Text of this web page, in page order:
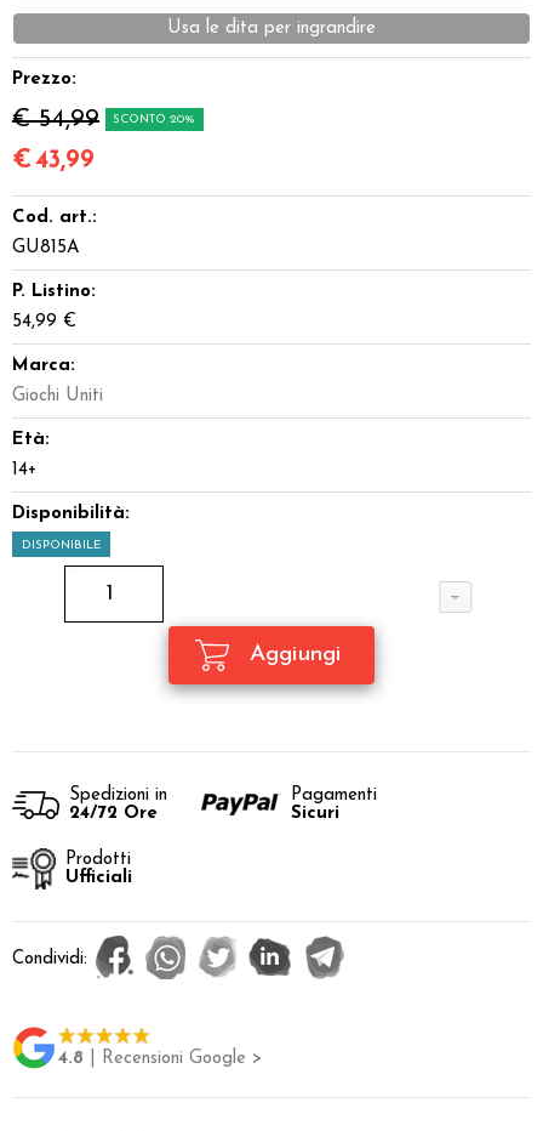
Usa le dita per ingrandire
Prezzo:
€ 54,99 SCONTO 20%
€43,99
Cod. art.:
GU815A
P. Listino:
54,99 €
Marca:
Giochi Uniti
Età:
14+
Disponibilità:
DISPONIBILE
Spedizioni in
24/72 Ore
Pagamenti
Sicuri
Prodotti
Ufficiali
Condividi:
4.8 | Recensioni Google >